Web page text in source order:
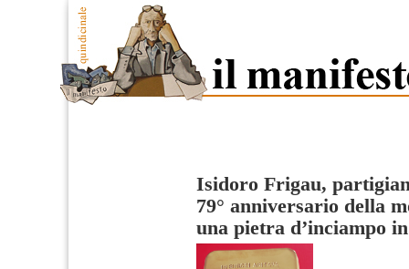
Isidoro Frigau,
79° anniversario della
una pietra d’inciampo